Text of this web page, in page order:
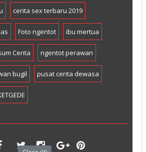
cerita sex terbaru 2019
Foto ngentot ibu mertua
Cerita ngentot perawan
bugil pusat cerita dewasa